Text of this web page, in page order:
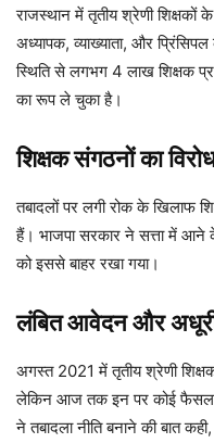
राजस्थान में तृतीय श्रेणी शिक्षकों
अध्यापक, व्याख्याता, और
स्थिति से लगभग 4 लाख शिक्षक
का रूप ले चुका है।
शिक्षक संगठनों का
तबादलों पर लगी रोक के खिलाफ
हैं। भाजपा सरकार ने सत्ता में आने के
को इससे बाहर रखा गया।
लंबित आवेदन और अधूरी
अगस्त 2021 में तृतीय श्रेणी
लेकिन आज तक इन पर कोई फैसला
ने तबादला नीति बनाने की बात